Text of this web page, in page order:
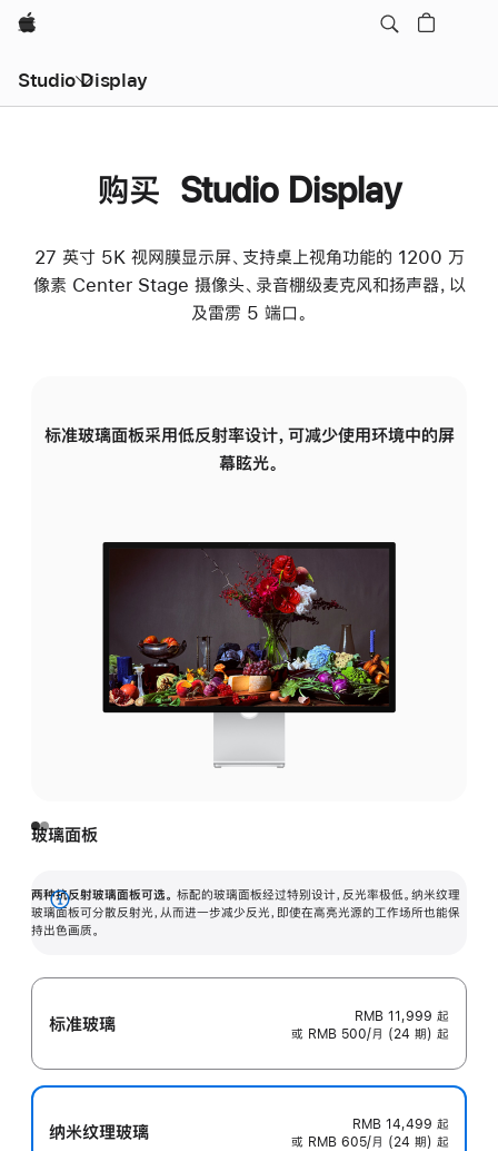
Apple
Studio Display
购买 Studio Display
27 英寸 5K 视网膜显示屏、支持桌上视角功能的 1200 万
像素 Center Stage 摄像头、录音棚级麦克风和扬声器，以
及雷雳 5 端口。
标准玻璃面板采用低反射率设计，可减少使用环境中的屏
幕眩光。
玻璃面板
两种抗反射玻璃面板可选。 标配的玻璃面板经过特别设计，反光率极低。纳米纹理
玻璃面板可分散反射光，从而进一步减少反光，即使在高亮光源的工作场所也能保
持出色画质。
展
开
标准玻璃 RMB 11,999 起
或 RMB 500/月 (24 期) 起
纳米纹理玻璃 RMB 14,499 起
或 RMB 605/月 (24 期) 起